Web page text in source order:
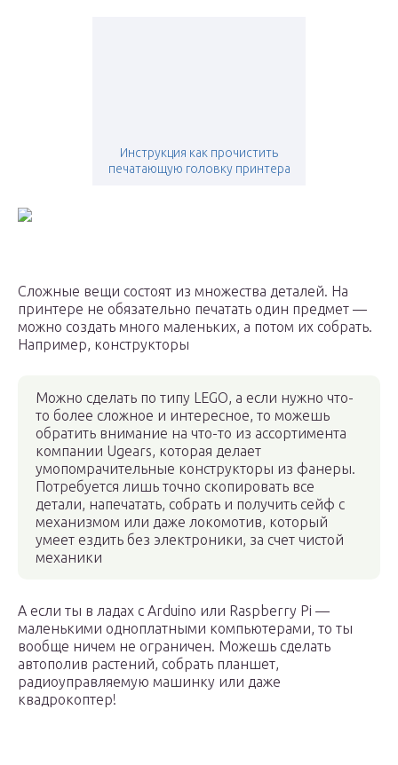
Инструкция как прочистить
печатающую головку принтера
Сложные вещи состоят из множества деталей. На
принтере не обязательно печатать один предмет —
можно создать много маленьких, а потом их собрать.
Например, конструкторы
Можно сделать по типу LEGO, а если нужно что-
то более сложное и интересное, то можешь
обратить внимание на что-то из ассортимента
компании Ugears, которая делает
умопомрачительные конструкторы из фанеры.
Потребуется лишь точно скопировать все
детали, напечатать, собрать и получить сейф с
механизмом или даже локомотив, который
умеет ездить без электроники, за счет чистой
механики
А если ты в ладах с Arduino или Raspberry Pi —
маленькими одноплатными компьютерами, то ты
вообще ничем не ограничен. Можешь сделать
автополив растений, собрать планшет,
радиоуправляемую машинку или даже
квадрокоптер!